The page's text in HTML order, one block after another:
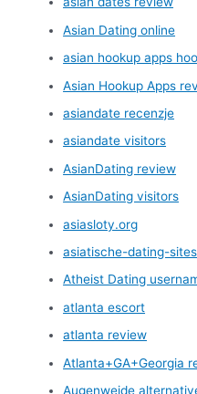
Asian Dating online
asian hookup apps
Asian Hookup Apps
asiandate recenzje
asiandate visitors
AsianDating review
AsianDating visitors
asiasloty.org
asiatische-dating-
Atheist Dating
atlanta escort
atlanta review
Atlanta+GA+Georgia
Augenweide